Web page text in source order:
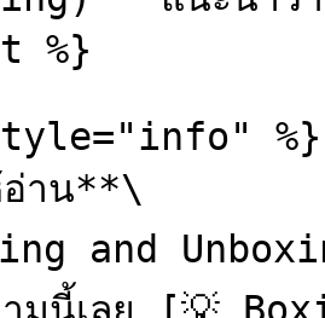
%}
%}
อ่าน**\
and